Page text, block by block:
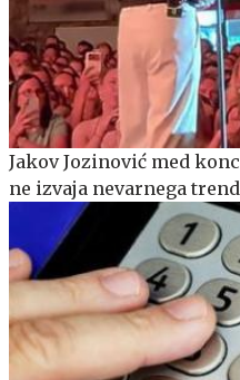
Jakov Jozinović med
ne izvaja nevarnega